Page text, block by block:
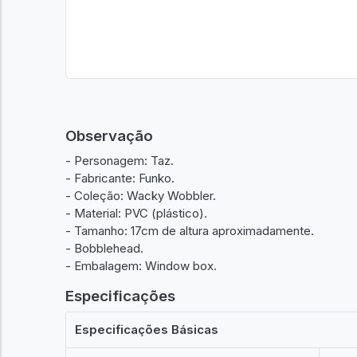
Observação
- Personagem: Taz.
- Fabricante: Funko.
- Coleção: Wacky Wobbler.
- Material: PVC (plástico).
- Tamanho: 17cm de altura aproximadamente.
- Bobblehead.
- Embalagem: Window box.
Especificações
Especificações Básicas